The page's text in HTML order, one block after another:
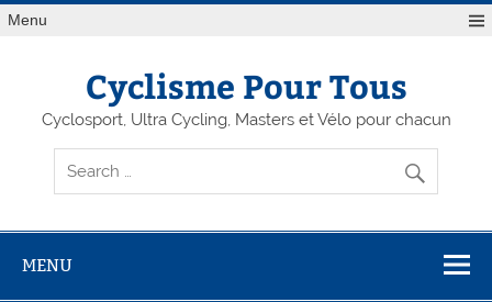
Menu
Cyclisme Pour Tous
Cyclosport, Ultra Cycling, Masters et Vélo pour chacun
MENU